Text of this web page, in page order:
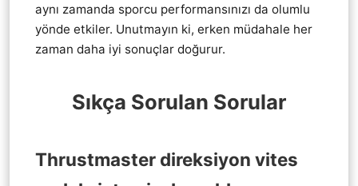
aynı zamanda sporcu performansınızı da olumlu
yönde etkiler. Unutmayın ki, erken müdahale her
zaman daha iyi sonuçlar doğurur.
Sıkça Sorulan Sorular
Thrustmaster direksiyon vites